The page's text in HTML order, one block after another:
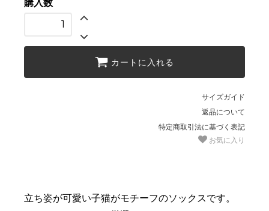
購入数
カートに入れる
サイズガイド
返品について
特定商取引法に基づく表記
お気に入り
立ち姿が可愛い子猫がモチーフのソックスです。